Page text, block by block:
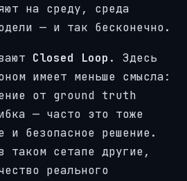
на среду, среда
— и так бесконечно.
Closed Loop . Здесь
имеет меньше смысла:
от ground truth
— часто это тоже
и безопасное решение.
таком сетапе другие,
реального